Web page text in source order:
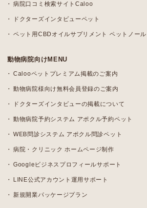
病院口コミ検索サイトCaloo
ドクターズインタビューペット
ペット用CBDオイルサプリメント ペットノール
動物病院向けMENU
Calooペットプレミアム掲載のご案内
動物病院様向け無料会員登録のご案内
ドクターズインタビューの掲載について
動物病院予約システム アポクル予約ペット
WEB問診システム アポクル問診ペット
病院・クリニック ホームページ制作
Googleビジネスプロフィールサポート
LINE公式アカウント運用サポート
新規開業パッケージプラン